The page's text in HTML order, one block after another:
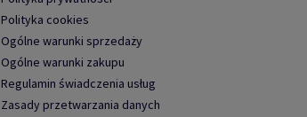
Polityka cookies
Ogólne warunki sprzedaży
Ogólne warunki zakupu
Regulamin świadczenia usług
Zasady przetwarzania danych